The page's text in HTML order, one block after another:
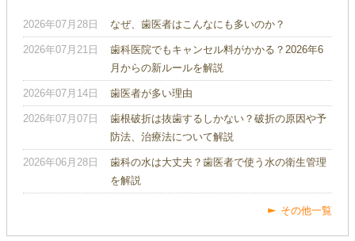
2026年07月28日 なぜ、歯医者はこんなにも多いのか？
2026年07月21日
歯科医院でもキャンセル料がかかる？2026年6
月からの新ルールを解説
2026年07月14日 歯医者が多い理由
2026年07月07日
歯根破折は抜歯するしかない？破折の原因や予
防法、治療法について解説
2026年06月28日
歯科の水は大丈夫？歯医者で使う水の衛生管理
を解説
その他一覧